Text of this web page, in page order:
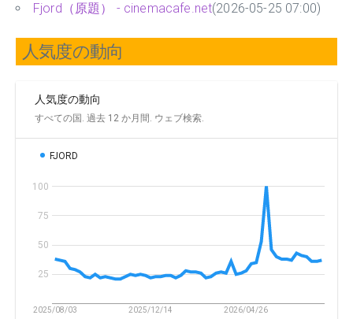
Fjord（原題） - cinemacafe.net(2026-05-25 07:00)
人気度の動向